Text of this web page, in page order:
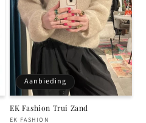
Aanbieding
EK Fashion Trui Zand
EK FASHION